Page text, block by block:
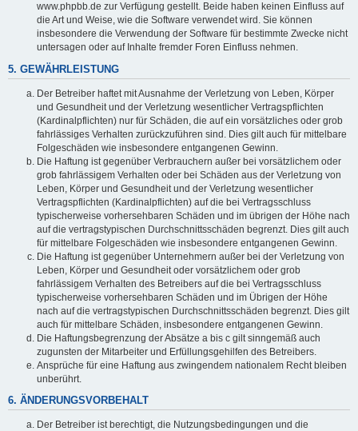
www.phpbb.de zur Verfügung gestellt. Beide haben keinen Einfluss auf
die Art und Weise, wie die Software verwendet wird. Sie können
insbesondere die Verwendung der Software für bestimmte Zwecke nicht
untersagen oder auf Inhalte fremder Foren Einfluss nehmen.
5. GEWÄHRLEISTUNG
Der Betreiber haftet mit Ausnahme der Verletzung von Leben, Körper
und Gesundheit und der Verletzung wesentlicher Vertragspflichten
(Kardinalpflichten) nur für Schäden, die auf ein vorsätzliches oder grob
fahrlässiges Verhalten zurückzuführen sind. Dies gilt auch für mittelbare
Folgeschäden wie insbesondere entgangenen Gewinn.
Die Haftung ist gegenüber Verbrauchern außer bei vorsätzlichem oder
grob fahrlässigem Verhalten oder bei Schäden aus der Verletzung von
Leben, Körper und Gesundheit und der Verletzung wesentlicher
Vertragspflichten (Kardinalpflichten) auf die bei Vertragsschluss
typischerweise vorhersehbaren Schäden und im übrigen der Höhe nach
auf die vertragstypischen Durchschnittsschäden begrenzt. Dies gilt auch
für mittelbare Folgeschäden wie insbesondere entgangenen Gewinn.
Die Haftung ist gegenüber Unternehmern außer bei der Verletzung von
Leben, Körper und Gesundheit oder vorsätzlichem oder grob
fahrlässigem Verhalten des Betreibers auf die bei Vertragsschluss
typischerweise vorhersehbaren Schäden und im Übrigen der Höhe
nach auf die vertragstypischen Durchschnittsschäden begrenzt. Dies gilt
auch für mittelbare Schäden, insbesondere entgangenen Gewinn.
Die Haftungsbegrenzung der Absätze a bis c gilt sinngemäß auch
zugunsten der Mitarbeiter und Erfüllungsgehilfen des Betreibers.
Ansprüche für eine Haftung aus zwingendem nationalem Recht bleiben
unberührt.
6. ÄNDERUNGSVORBEHALT
Der Betreiber ist berechtigt, die Nutzungsbedingungen und die